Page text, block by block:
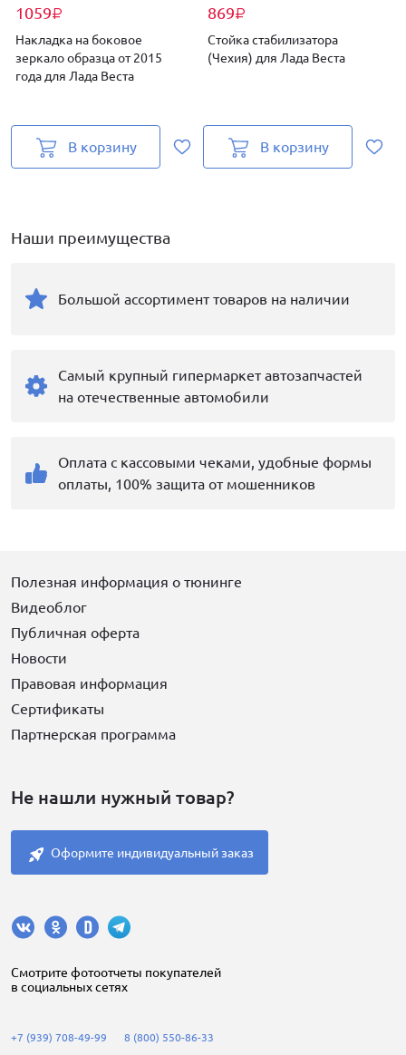
1059₽
Накладка на боковое
зеркало образца от 2015
года для Лада Веста
В корзину
869₽
Стойка стабилизатора
(Чехия) для Лада Веста
В корзину
Наши преимущества
Большой ассортимент товаров на наличии
Самый крупный гипермаркет автозапчастей
на отечественные автомобили
Оплата с кассовыми чеками, удобные формы
оплаты, 100% защита от мошенников
Полезная информация о тюнинге
Видеоблог
Публичная оферта
Новости
Правовая информация
Сертификаты
Партнерская программа
Не нашли нужный товар?
Оформите индивидуальный заказ
Cмотрите фотоотчеты покупателей
в социальных сетях
+7 (939) 708-49-99 8 (800) 550-86-33